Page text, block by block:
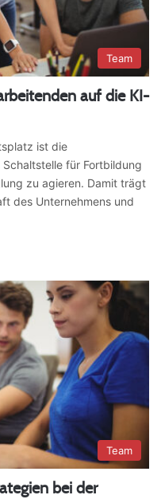
Team
auf die KI-
ist die
für Fortbildung
zu agieren. Damit trägt
des Unternehmens und
Team
bei der